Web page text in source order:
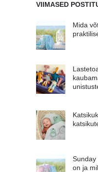
VIIMASED
Mida
Sunday
on ja